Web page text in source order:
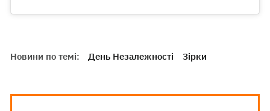
Новини по темі: День Незалежності Зірки